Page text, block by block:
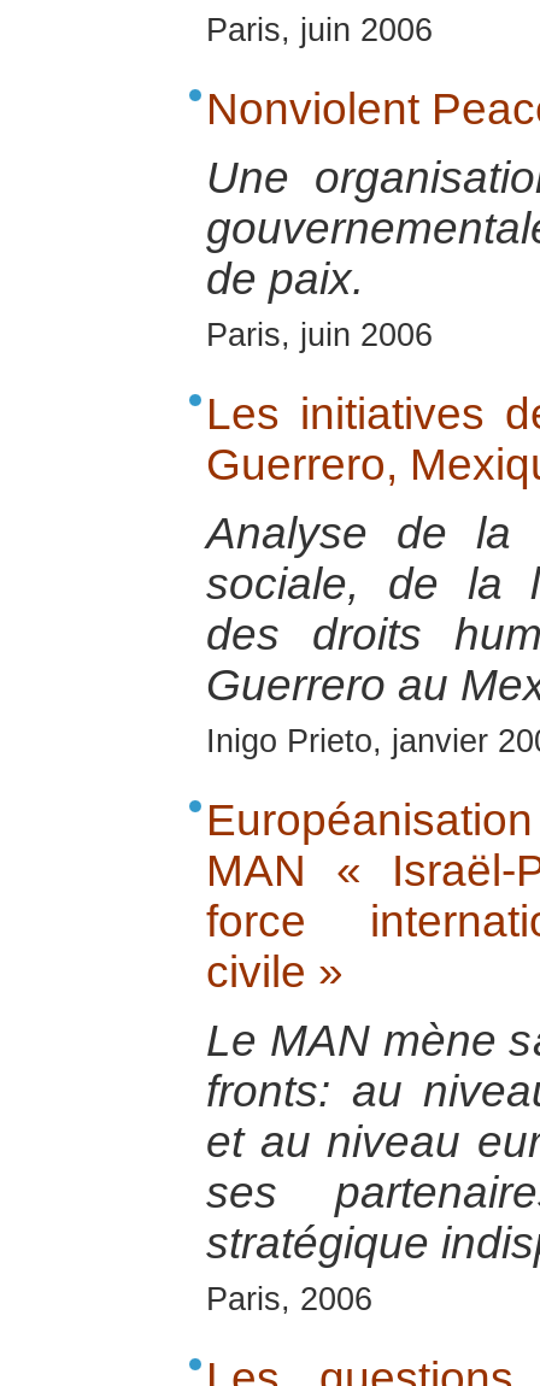
Paris, juin 2006
Nonviolent
Une
de paix.
Paris, juin 2006
Les initiatives
Guerrero,
Analyse de la
sociale, de la
des droits
Guerrero au
Inigo Prieto, janvier
MAN « Israël-
force
civile »
Le MAN mène
fronts: au
et au niveau
ses
stratégique
Paris, 2006